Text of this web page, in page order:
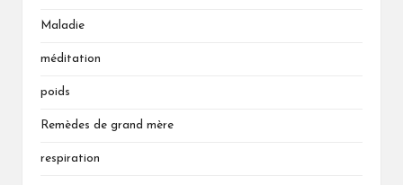
Maladie
méditation
poids
Remèdes de grand mère
respiration